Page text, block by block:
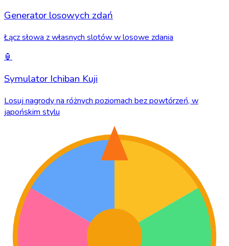
Generator losowych zdań
Łącz słowa z własnych slotów w losowe zdania
🏮
Symulator Ichiban Kuji
Losuj nagrody na różnych poziomach bez powtórzeń, w
japońskim stylu